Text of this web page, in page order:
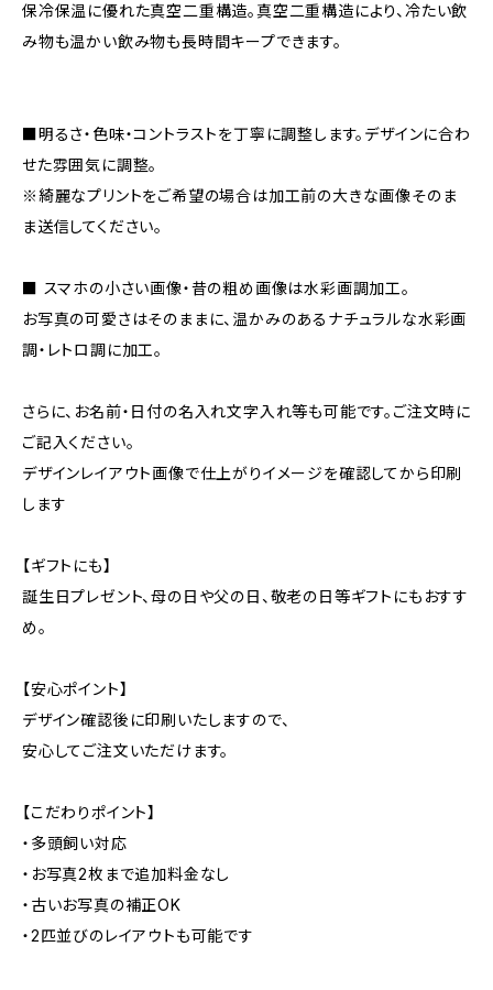
保冷保温に優れた真空二重構造。真空二重構造により、冷たい飲
み物も温かい飲み物も長時間キープできます。
■明るさ・色味・コントラストを丁寧に調整します。デザインに合わ
せた雰囲気に調整。
※綺麗なプリントをご希望の場合は加工前の大きな画像そのま
ま送信してください。
■ スマホの小さい画像・昔の粗め画像は水彩画調加工。
お写真の可愛さはそのままに、温かみのあるナチュラルな水彩画
調・レトロ調に加工。
さらに、お名前・日付の名入れ文字入れ等も可能です。ご注文時に
ご記入ください。
デザインレイアウト画像で仕上がりイメージを確認してから印刷
します
【ギフトにも】
誕生日プレゼント、母の日や父の日、敬老の日等ギフトにもおすす
め。
【安心ポイント】
デザイン確認後に印刷いたしますので、
安心してご注文いただけます。
【こだわりポイント】
・多頭飼い対応
・お写真2枚まで追加料金なし
・古いお写真の補正OK
・2匹並びのレイアウトも可能です